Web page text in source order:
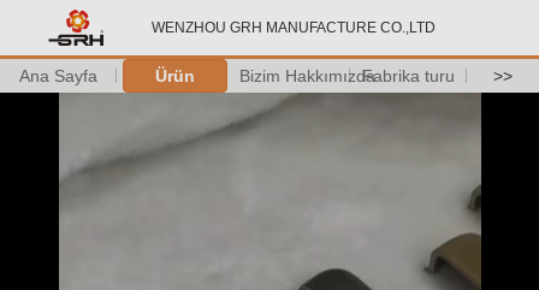
WENZHOU GRH MANUFACTURE CO.,LTD
Ana Sayfa Ürün Bizim HakkımızdaFabrika turu >>